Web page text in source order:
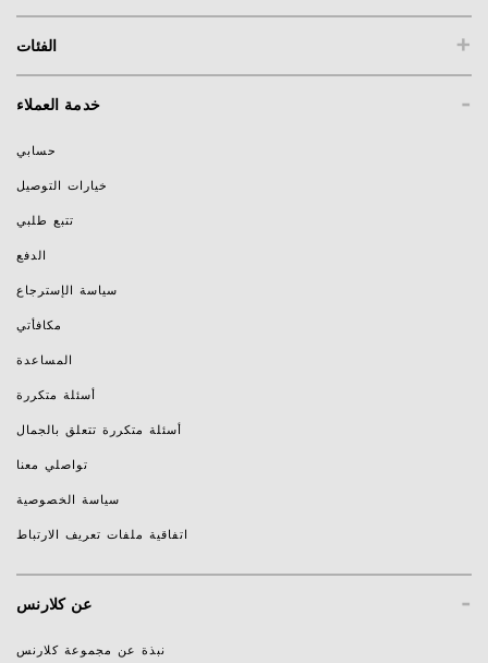
+ الفئات
- خدمة العملاء
حسابي
خيارات التوصيل
تتبع طلبي
الدفع
سياسة الإسترجاع
مكافأتي
المساعدة
أسئلة متكررة
أسئلة متكررة تتعلق بالجمال
تواصلي معنا
سياسة الخصوصية
اتفاقية ملفات تعريف الارتباط
- عن كلارنس
نبذة عن مجموعة كلارنس